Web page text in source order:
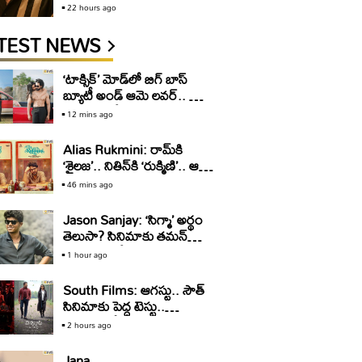
22 hours ago
NEWS
‘టాక్సిక్‌’ మోడ్‌లో బిగ్‌ బాస్‌
బ్యూటీ అండ్‌ ఆమె లవర్‌.. డోస్‌
కాస్త ఎక్కువే
12 mins ago
Alias Rukmini: రామ్‌కి
‘శైలజ’.. నితిన్‌కి ‘రుక్మిణి’.. ఆ
సెంటిమెంట్‌ వర్కౌట్‌
అవుతుందా?
46 mins ago
Jason Sanjay: ‘సిగ్మా’ అర్థం
తెలుసా? సినిమాకు తమన్‌
ఎందుకు? జేసన్‌ సంజయ్‌
ముచ్చట్లు
1 hour ago
South Films: ఆగస్టు.. సౌత్‌
సినిమాకు పెద్ద టెస్టు..
డిస్టింక్షన్‌లో పాస్‌ అవ్వాలి
2 hours ago